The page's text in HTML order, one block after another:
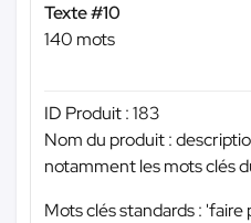
Texte #10
140 mots
ID Produit : 183
Nom du produit :
notamment les mots clés
Mots clés standards :